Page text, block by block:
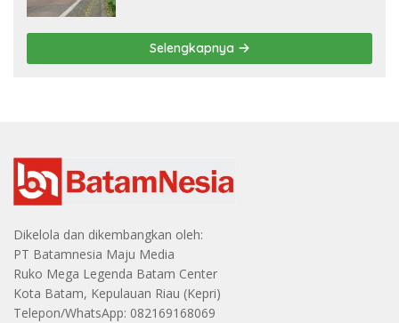
Selengkapnya
Dikelola dan dikembangkan oleh:
PT Batamnesia Maju Media
Ruko Mega Legenda Batam Center
Kota Batam, Kepulauan Riau (Kepri)
Telepon/WhatsApp: 082169168069